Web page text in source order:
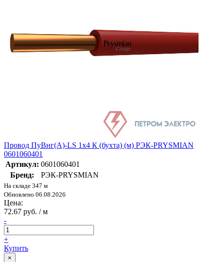
Провод ПуВнг(А)-LS 1х4 К (бухта) (м) РЭК-PRYSMIAN
0601060401
Артикул: 0601060401
Бренд:
РЭК-PRYSMIAN
На складе 347 м
Обновлено 06.08.2026
Цена:
72.67 руб. / м
-
+
Купить
×